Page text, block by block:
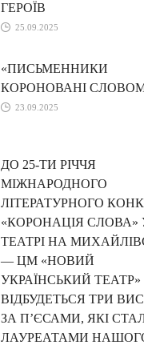
ГЕРОЇВ
25.09.2025
«ПИСЬМЕННИКИ
КОРОНОВАНІ
23.09.2025
ДО 25-ТИ РІЧЧЯ
МІЖНАРОДНОГО
ЛІТЕРАТУРНОГО
«КОРОНАЦІЯ СЛОВА»
ТЕАТРІ НА
— ЦМ «НОВИЙ
УКРАЇНСЬКИЙ ТЕАТР»
ВІДБУДЕТЬСЯ ТРИ
ЗА П’ЄСАМИ, ЯКІ
ЛАУРЕАТАМИ